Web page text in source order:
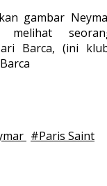
gambar
melihat
Barca, (ini
#Paris Saint